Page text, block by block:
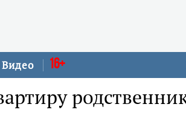
Видео 16+